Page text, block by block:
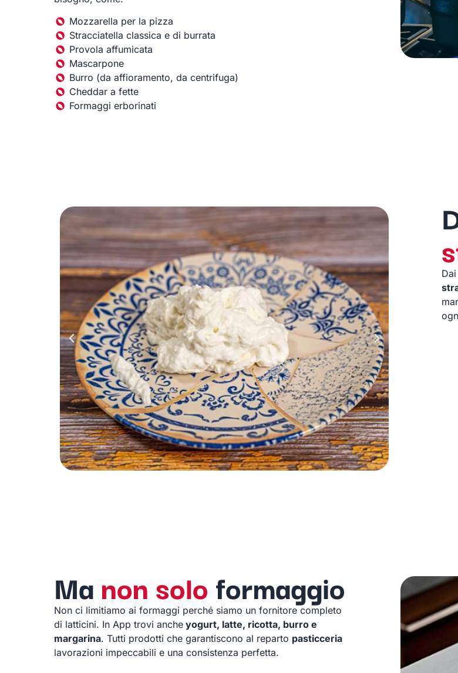
Mozzarella per la pizza
Stracciatella classica e di burrata
Provola affumicata
Mascarpone
Burro (da affioramento, da centrifuga)
Cheddar a fette
Formaggi erborinati
Dai
Manon soloformaggio
Non ci limitiamo ai formaggi perché siamo un fornitore completo
di latticini. In App trovi anche yogurt, latte, ricotta, burro e
margarina. Tutti prodotti che garantiscono al reparto pasticceria
lavorazioni impeccabili e una consistenza perfetta.